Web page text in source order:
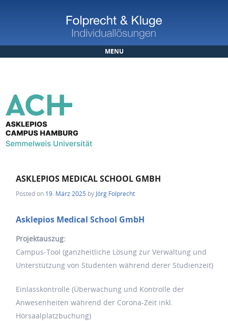
MENU
ASKLEPIOS MEDICAL SCHOOL GMBH
Posted on 19. März 2025 by Jörg Folprecht
Asklepios Medical School GmbH
Projektauszug:
Campus-Tool (ganzheitliche Lösung zur Verwaltung und
Unterstützung von Studenten während derer Studienzeit)
Einlasskontrolle (Überwachung und Kontrolle der
Anwesenheiten während der Corona-Zeit inkl.
Hörsaalplatzbuchung)